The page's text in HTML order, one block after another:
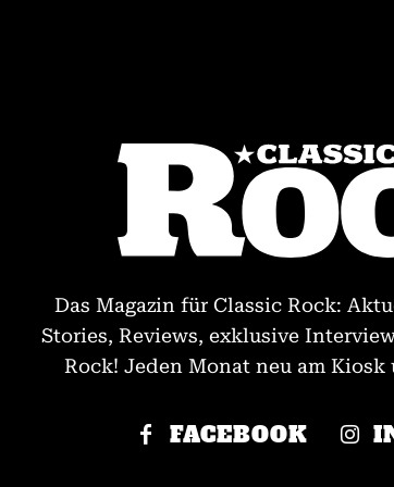
Das Magazin für Classic Rock:
Stories, Reviews, exklusive
Rock! Jeden Monat neu am
FACEBOOK